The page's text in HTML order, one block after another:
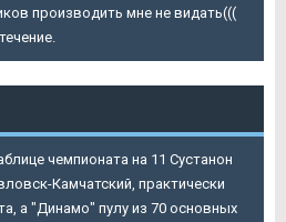
производить мне не видать(((
чемпионата на 11 Сустанон
Камчатский , практически
а "Динамо" пулу из 70 основных